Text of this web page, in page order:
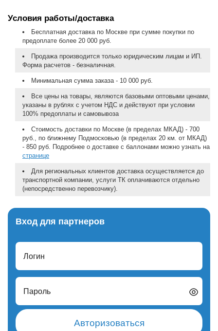
Условия работы/доставка
Бесплатная доставка по Москве при сумме покупки по
предоплате более 20 000 руб.
Продажа производится только юридическим лицам и ИП.
Форма расчетов - безналичная.
Минимальная сумма заказа - 10 000 руб.
Все цены на товары, являются базовыми оптовыми ценами,
указаны в рублях с учетом НДС и действуют при условии
100% предоплаты и самовывоза
Стоимость доставки по Москве (в пределах МКАД) - 700
руб., по ближнему Подмосковью (в пределах 20 км. от МКАД)
- 850 руб. Подробнее о доставке с баллонами можно узнать на
странице
Для региональных клиентов доставка осуществляется до
транспортной компании, услуги ТК оплачиваются отдельно
(непосредственно перевозчику).
Вход для партнеров
Логин
Пароль
Авторизоваться